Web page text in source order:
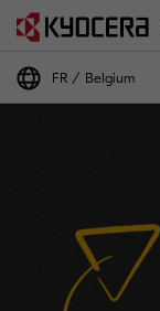
FR Belgium